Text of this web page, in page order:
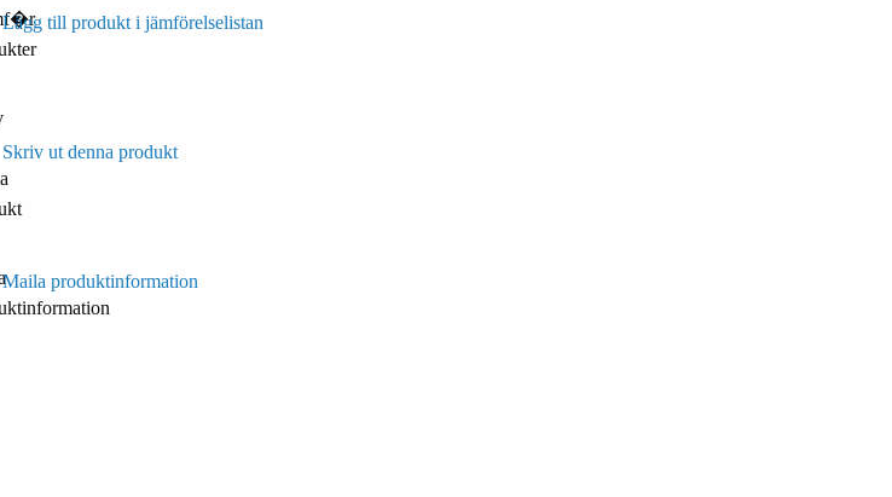
Lägg till produkt i jämförelselistan
Skriv ut denna produkt
Maila produktinformation